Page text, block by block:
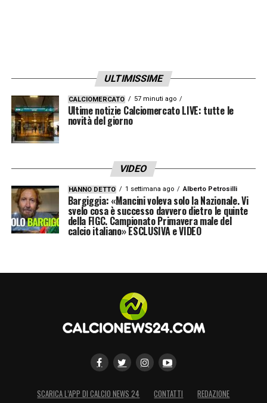
ULTIMISSIME
CALCIOMERCATO 57 minuti ago
Ultime notizie Calciomercato LIVE: tutte le
novità del giorno
VIDEO
HANNO DETTO 1 settimana ago Alberto Petrosilli
Bargiggia: «Mancini voleva solo la Nazionale. Vi
svelo cosa è successo davvero dietro le quinte
della FIGC. Campionato Primavera male del
calcio italiano» ESCLUSIVA e VIDEO
SCARICA L’APP DI CALCIO NEWS 24 CONTATTI REDAZIONE